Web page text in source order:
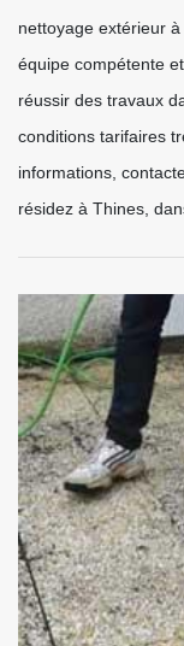
nettoyage extérieur
équipe compétente
réussir des travaux
conditions tarifaires
informations,
résidez à Thines,